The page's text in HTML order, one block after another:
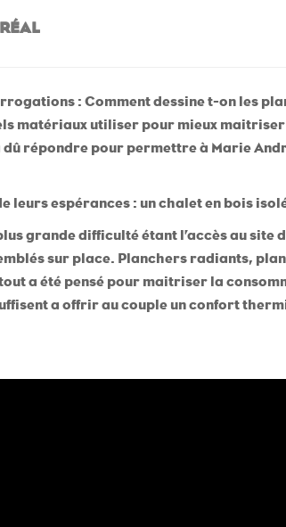
: Comment dessine t-on les
matériaux utiliser pour mieux
dû répondre pour permettre à Marie
leurs espérances : un chalet en bois
grande difficulté étant l’accès au
sur place. Planchers radiants,
a été pensé pour maitriser la
a offrir au couple un confort